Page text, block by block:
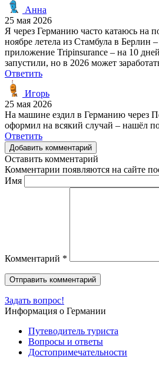
Анна
25 мая 2026
Я через Германию часто катаюсь на
ноябре летела из Стамбула в Берлин
приложение Tripinsurance – на 10
запустили, но в 2026 может
Ответить
Игорь
25 мая 2026
На машине ездил в Германию через
оформил на всякий случай – нашёл
Ответить
Добавить комментарий
Оставить комментарий
Комментарии появляются на сайте
Имя
Комментарий *
Задать вопрос!
Информация о Германии
Путеводитель туриста
Вопросы и ответы
Достопримечательности